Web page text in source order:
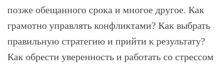
позже обещанного срока и многое другое. Как
грамотно управлять конфликтами? Как выбрать
правильную стратегию и прийти к результату?
Как обрести уверенность и работать со стрессом